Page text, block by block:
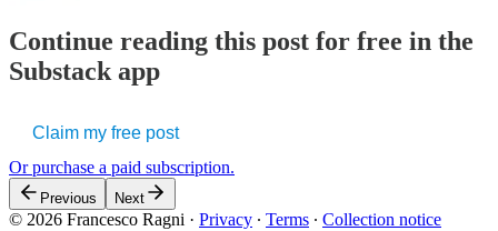
Continue reading this post for free in the
Substack app
Claim my free post
Or purchase a paid subscription.
Previous Next
© 2026 Francesco Ragni · Privacy ∙ Terms ∙ Collection notice